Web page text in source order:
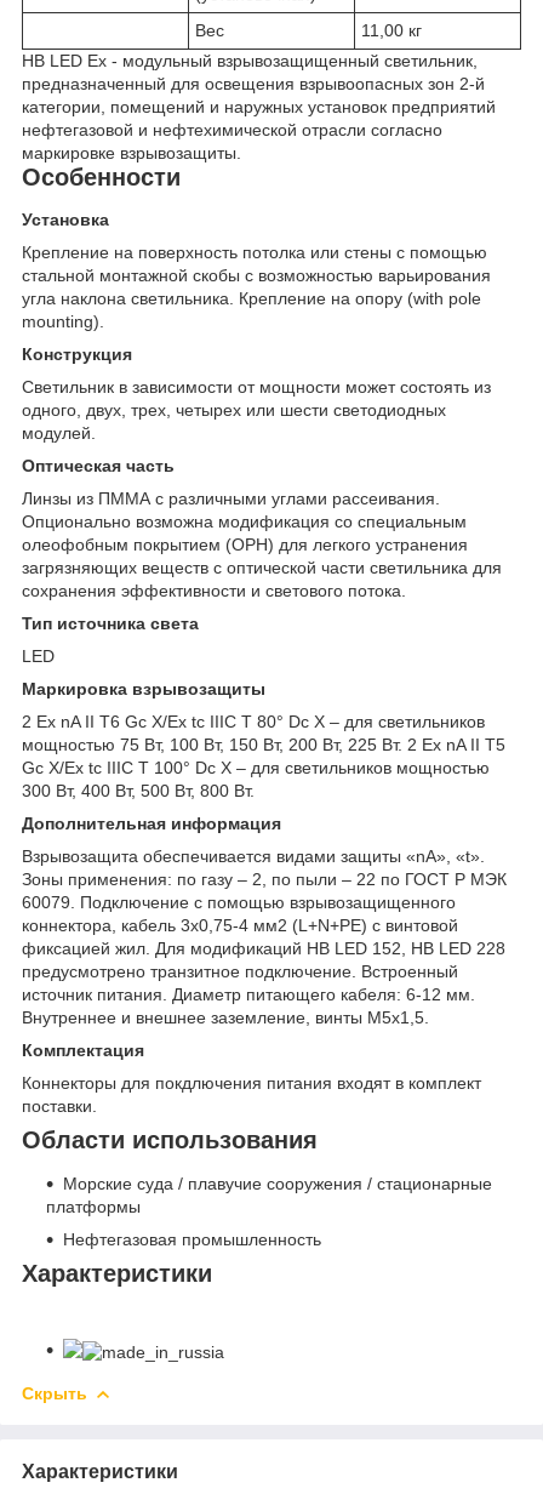
Вес
11,00 кг
HB LED Ex - модульный взрывозащищенный светильник,
предназначенный для освещения взрывоопасных зон 2-й
категории, помещений и наружных установок предприятий
нефтегазовой и нефтехимической отрасли согласно
маркировке взрывозащиты.
Особенности
Установка
Крепление на поверхность потолка или стены с помощью
стальной монтажной скобы с возможностью варьирования
угла наклона светильника. Крепление на опору (with pole
mounting).
Конструкция
Светильник в зависимости от мощности может состоять из
одного, двух, трех, четырех или шести светодиодных
модулей.
Оптическая часть
Линзы из ПММА с различными углами рассеивания.
Опционально возможна модификация со специальным
олеофобным покрытием (OPH) для легкого устранения
загрязняющих веществ с оптической части светильника для
сохранения эффективности и светового потока.
Тип источника света
LED
Маркировка взрывозащиты
2 Ex nA II T6 Gc X/Ex tc IIIC T 80° Dc X – для светильников
мощностью 75 Вт, 100 Вт, 150 Вт, 200 Вт, 225 Вт. 2 Ex nA II T5
Gc X/Ex tc IIIC T 100° Dc X – для светильников мощностью
300 Вт, 400 Вт, 500 Вт, 800 Вт.
Дополнительная информация
Взрывозащита обеспечивается видами защиты «nA», «t».
Зоны применения: по газу – 2, по пыли – 22 по ГОСТ Р МЭК
60079. Подключение с помощью взрывозащищенного
коннектора, кабель 3х0,75-4 мм2 (L+N+PE) c винтовой
фиксацией жил. Для модификаций HB LED 152, HB LED 228
предусмотрено транзитное подключение. Встроенный
источник питания. Диаметр питающего кабеля: 6-12 мм.
Внутреннее и внешнее заземление, винты М5х1,5.
Комплектация
Коннекторы для покдлючения питания входят в комплект
поставки.
Области использования
Морские суда / плавучие сооружения / стационарные
платформы
Нефтегазовая промышленность
Характеристики
Скрыть
Характеристики